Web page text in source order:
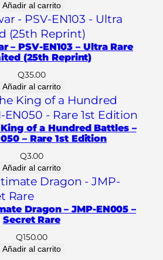
Añadir al carrito
– PSV-EN103 – Ultra Rare
(25th Reprint)
Q35.00
Añadir al carrito
of a Hundred Battles –
– Rare 1st Edition
Q3.00
Añadir al carrito
Dragon – JMP-EN005 –
Secret Rare
Q150.00
Añadir al carrito